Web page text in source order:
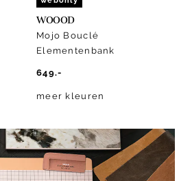
WOOOD
Mojo Bouclé
Elementenbank
649.-
meer kleuren